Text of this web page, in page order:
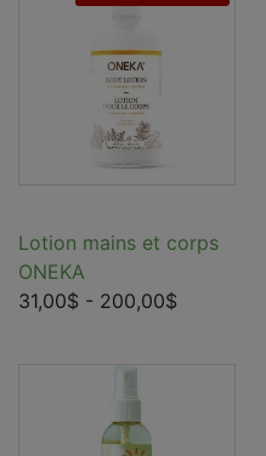
Lotion mains et corps
ONEKA
31,00$ - 200,00$